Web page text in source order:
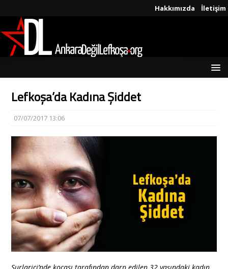
Hakkımızda İletişim
Lefkoşa’da Kadına Şiddet
07/07/2017 13:06